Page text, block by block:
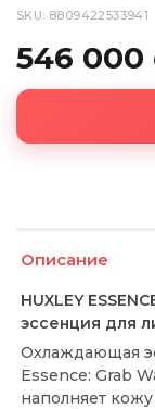
SKU: 8809422533941
546 000
Описание
HUXLEY
эссенция для
Охлаждающая
Essence: Grab
наполняет кожу